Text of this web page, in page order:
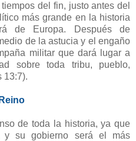
del fin, justo antes del
más grande en la historia
de Europa. Después de
de la astucia y el engaño
militar que dará lugar a
sobre toda tribu, pueblo,
13:7).
de toda la historia, ya que
y su gobierno será el más